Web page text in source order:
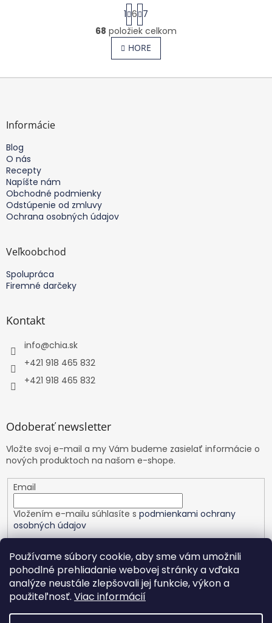
Používame súbory cookie, aby sme vám umožnili
pohodlné prehliadanie webovej stránky a vďaka
analýze neustále zlepšovali jej funkcie, výkon a
použiteľnosť. Viac informácií
O
v
l
d
S
t
r
á
n
k
v
1 6 7
68 položiek celkom
HORE
Z
Informácie
Blog
O nás
Recepty
Napíšte nám
Obchodné podmienky
Odstúpenie od zmluvy
Ochrana osobných údajov
Veľkoobchod
Spolupráca
Firemné darčeky
Kontakt
info@chia.sk
+421 918 465 832
+421 918 465 832
Odoberať newsletter
Vložte svoj e-mail a my Vám budeme zasielať informácie o
nových produktoch na našom e-shope.
Email
Vložením e-mailu súhlasíte s podmienkami ochrany
osobných údajov
PRIHLÁSIŤ SA